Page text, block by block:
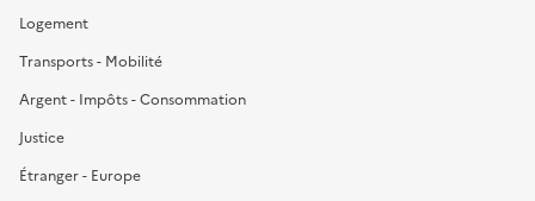
Logement
Transports - Mobilité
Argent - Impôts - Consommation
Justice
Étranger - Europe